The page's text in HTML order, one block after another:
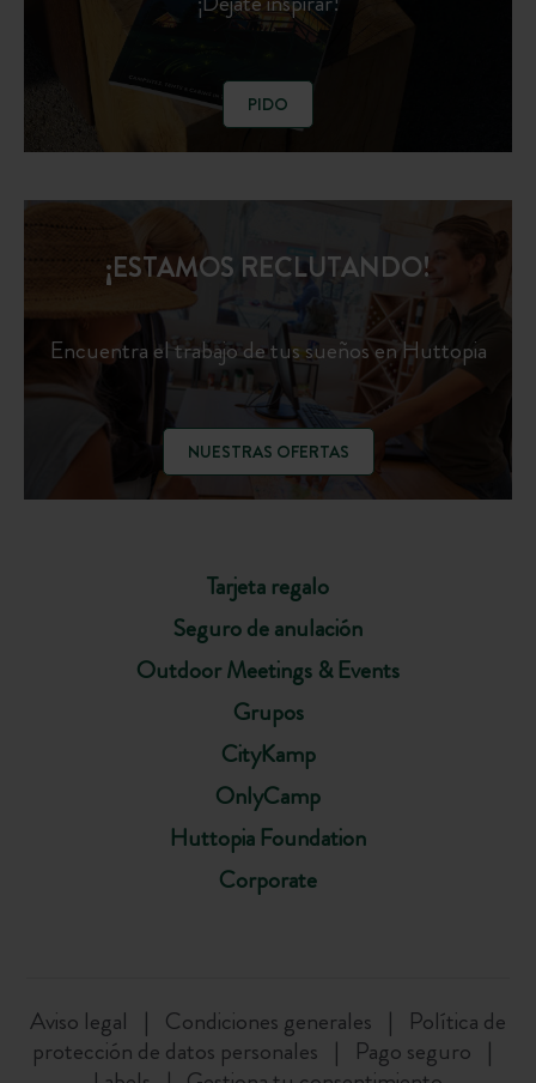
PIDO
Tarjeta regalo
Seguro de anulación
Outdoor Meetings & Events
Grupos
CityKamp
OnlyCamp
Huttopia Foundation
Corporate
¡ESTAMOS RECLUTANDO!
Encuentra el trabajo de tus sueños en Huttopia
NUESTRAS OFERTAS
Aviso legal Condiciones generales
Política de
protección de datos personales
Pago seguro